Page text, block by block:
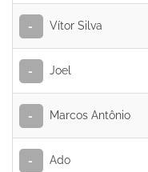
- Vítor Silva
- Joel
- Marcos Antônio
- Ado